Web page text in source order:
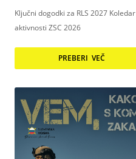
Ključni dogodki za RLS 2027 Koledar
aktivnosti ZSC 2026
PREBERI VEČ